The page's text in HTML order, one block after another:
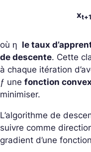
xt+1
où η le taux
de descente. Cette
à chaque itération
ƒ une fonction
minimiser.
L’algorithme de
suivre comme
gradient d’une fonction